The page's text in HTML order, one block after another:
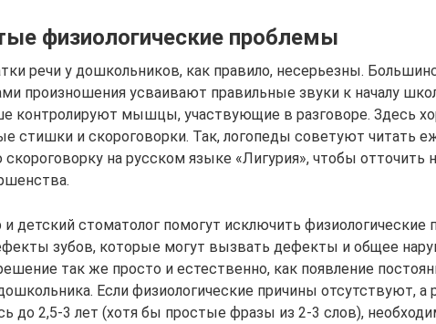
физиологические проблемы
речи у дошкольников, как правило, несерьезны.
произношения усваивают правильные звуки к началу
контролируют мышцы, участвующие в разговоре. Здесь
стишки и скороговорки. Так, логопеды советуют читать
на русском языке «Лигурия», чтобы отточить
и детский стоматолог помогут исключить
зубов, которые могут вызвать дефекты и общее
так же просто и естественно, как появление
Если физиологические причины отсутствуют, а
до 2,5-3 лет (хотя бы простые фразы из 2-3 слов),